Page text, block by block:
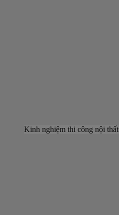
Kinh nghiệm thi công nội thất